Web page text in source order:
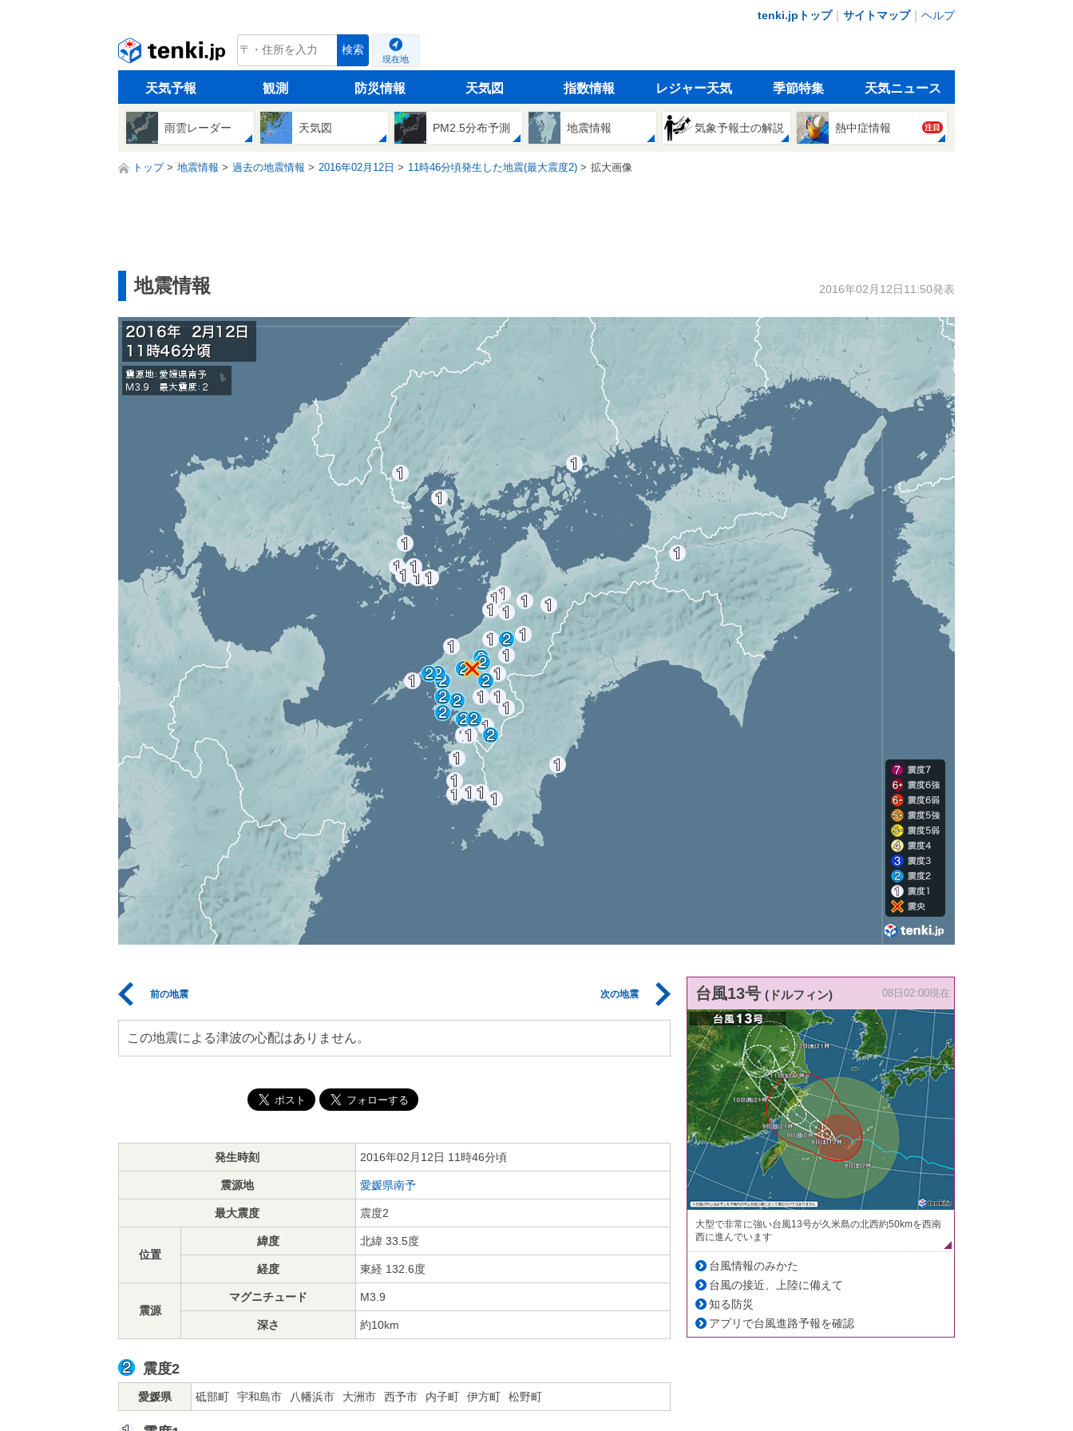
tenki.jpトップ｜ サイトマップ｜ ヘルプ
tenki.jp 検索
現在地
天気予報 観測 防災情報 天気図 指数情報 レジャー天気 季節特集 天気ニュース
雨雲レーダー 天気図 PM2.5分布予測 地震情報 気象予報士の解説 熱中症情報 注目
トップ 地震情報 過去の地震情報 2016年02月12日 11時46分頃発生した地震(最大震度2) 拡大画像
地震情報 2016年02月12日11:50発表
前の地震 次の地震
この地震による津波の心配はありません。
発生時刻 2016年02月12日 11時46分頃
震源地 愛媛県南予
最大震度 震度2
位置
緯度 北緯 33.5度
経度 東経 132.6度
震源
マグニチュード M3.9
深さ 約10km
震度2
愛媛県 砥部町 宇和島市 八幡浜市 大洲市 西予市 内子町 伊方町 松野町
台風13号 (ドルフィン) 08日02:00現在
大型で非常に強い台風13号が久米島の北西約50kmを西南
西に進んでいます
台風情報のみかた
台風の接近、上陸に備えて
知る防災
アプリで台風進路予報を確認